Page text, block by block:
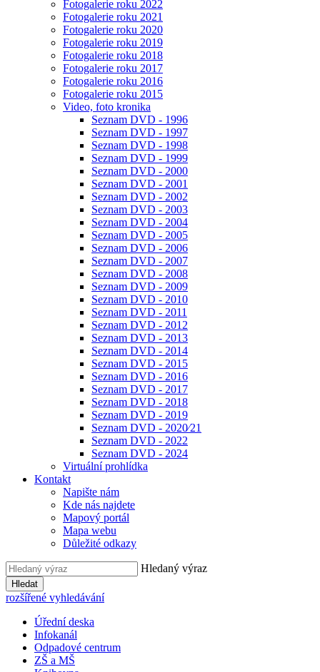
Fotogalerie roku 2022
Fotogalerie roku 2021
Fotogalerie roku 2020
Fotogalerie roku 2019
Fotogalerie roku 2018
Fotogalerie roku 2017
Fotogalerie roku 2016
Fotogalerie roku 2015
Video, foto kronika
Seznam DVD - 1996
Seznam DVD - 1997
Seznam DVD - 1998
Seznam DVD - 1999
Seznam DVD - 2000
Seznam DVD - 2001
Seznam DVD - 2002
Seznam DVD - 2003
Seznam DVD - 2004
Seznam DVD - 2005
Seznam DVD - 2006
Seznam DVD - 2007
Seznam DVD - 2008
Seznam DVD - 2009
Seznam DVD - 2010
Seznam DVD - 2011
Seznam DVD - 2012
Seznam DVD - 2013
Seznam DVD - 2014
Seznam DVD - 2015
Seznam DVD - 2016
Seznam DVD - 2017
Seznam DVD - 2018
Seznam DVD - 2019
Seznam DVD - 2020⁄21
Seznam DVD - 2022
Seznam DVD - 2024
Virtuální prohlídka
Kontakt
Napište nám
Kde nás najdete
Mapový portál
Mapa webu
Důležité odkazy
Hledaný výraz
Hledat
rozšířené vyhledávání
Úřední deska
Infokanál
Odpadové centrum
ZŠ a MŠ